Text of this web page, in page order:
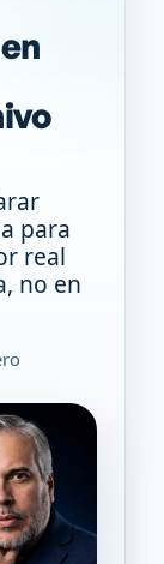
para
real
no en